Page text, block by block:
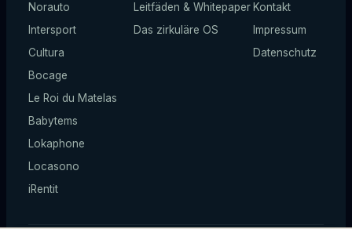
Norauto
Intersport
Cultura
Bocage
Le Roi du Matelas
Babytems
Lokaphone
Locasono
iRentit
Leitfäden & Whitepaper
Das zirkuläre OS
Kontakt
Impressum
Datenschutz